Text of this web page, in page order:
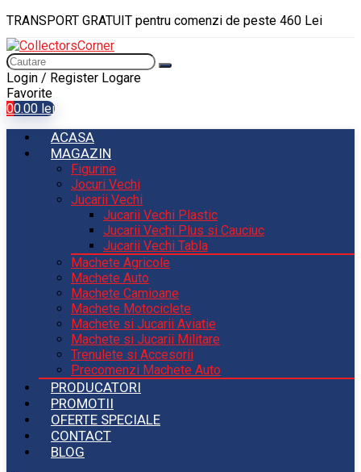
TRANSPORT GRATUIT pentru comenzi de peste 460 Lei
Login / Register Logare
Favorite
00.00 lei
ACASA
MAGAZIN
Figurine
Jocuri Vechi
Jucarii Vechi
Jucarii Vechi Plastic
Jucarii Vechi Plus si Cauciuc
Jucarii Vechi Tabla
Machete Agricole
Machete Auto
Machete Camioane
Machete Motociclete
Machete si Jucarii Aviatie
Machete si Jucarii Militare
Trenulete si Accesorii
Precomenzi Machete Auto
PRODUCATORI
PROMOTII
OFERTE SPECIALE
CONTACT
BLOG